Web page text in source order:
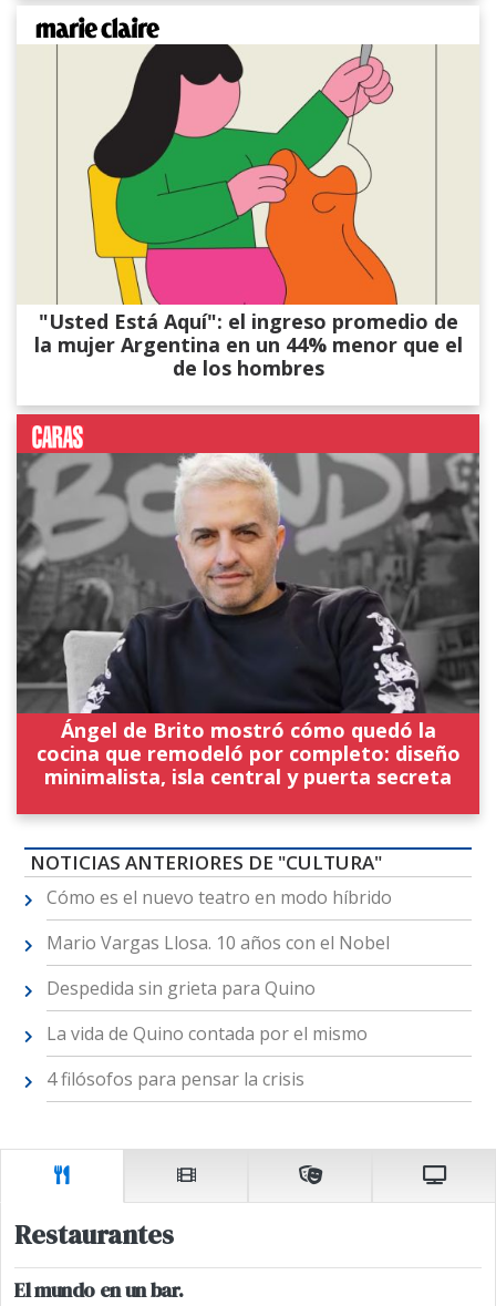
"Usted Está Aquí": el ingreso promedio de
la mujer Argentina en un 44% menor que el
de los hombres
Ángel de Brito mostró cómo quedó la
cocina que remodeló por completo: diseño
minimalista, isla central y puerta secreta
NOTICIAS ANTERIORES DE "CULTURA"
Cómo es el nuevo teatro en modo híbrido
Mario Vargas Llosa. 10 años con el Nobel
Despedida sin grieta para Quino
La vida de Quino contada por el mismo
4 filósofos para pensar la crisis
Restaurantes
El mundo en un bar.